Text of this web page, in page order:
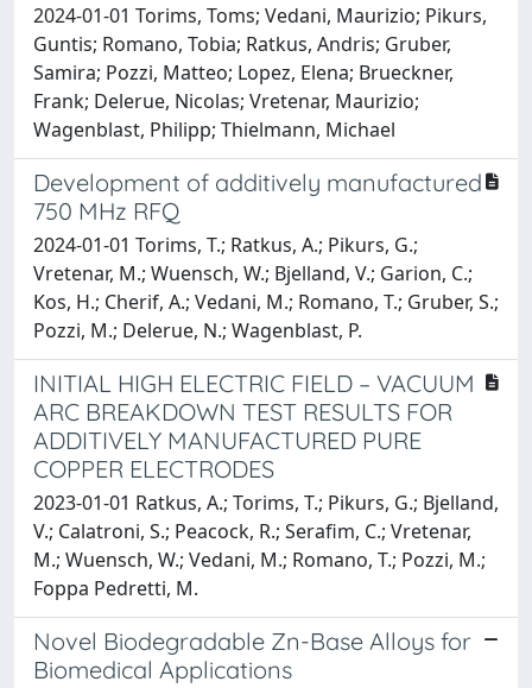
2024-01-01 Torims, Toms; Vedani, Maurizio; Pikurs,
Guntis; Romano, Tobia; Ratkus, Andris; Gruber,
Samira; Pozzi, Matteo; Lopez, Elena; Brueckner,
Frank; Delerue, Nicolas; Vretenar, Maurizio;
Wagenblast, Philipp; Thielmann, Michael
Development of additively manufactured
750 MHz RFQ
2024-01-01 Torims, T.; Ratkus, A.; Pikurs, G.;
Vretenar, M.; Wuensch, W.; Bjelland, V.; Garion, C.;
Kos, H.; Cherif, A.; Vedani, M.; Romano, T.; Gruber, S.;
Pozzi, M.; Delerue, N.; Wagenblast, P.
INITIAL HIGH ELECTRIC FIELD – VACUUM
ARC BREAKDOWN TEST RESULTS FOR
ADDITIVELY MANUFACTURED PURE
COPPER ELECTRODES
2023-01-01 Ratkus, A.; Torims, T.; Pikurs, G.; Bjelland,
V.; Calatroni, S.; Peacock, R.; Serafim, C.; Vretenar,
M.; Wuensch, W.; Vedani, M.; Romano, T.; Pozzi, M.;
Foppa Pedretti, M.
Novel Biodegradable Zn-Base Alloys for
Biomedical Applications